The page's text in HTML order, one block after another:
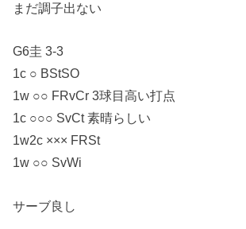
まだ調子出ない
G6圭 3-3
1c ○ BStSO
1w ○○ FRvCr 3球目高い打点
1c ○○○ SvCt 素晴らしい
1w2c ××× FRSt
1w ○○ SvWi
サーブ良し